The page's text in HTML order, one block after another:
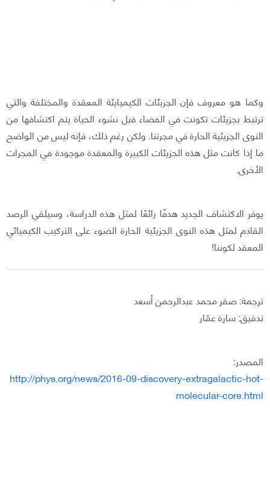
وكما هو معروف فإن الجزيئات الكيميايئة المعقدة والمختلفة والتي
ترتبط بجزيئات تكونت في الفضاء قبل نشوء الحياة يتم اكتشافها من
النوى الجزيئية الحارة في مجرتنا. ولكن رغم ذلك، فإنه ليس من الواضح
ما إذا كانت مثل هذه الجزيئات الكبيرة والمعقدة موجودة في المجرات
الأخرى.
يوفر الاكتشاف الجديد هدفًا رائعًا لمثل هذه الدراسة، وسيلقي الرصد
القادم لمثل هذه النوى الجزيئية الحارة الضوء على التركيب الكيميائي
المعقد لكوننا!
ترجمة: صقر محمد عبدالرحمن أسعد
تدقيق: سارة عمّار
المصدر:
http://phys.org/news/2016-09-discovery-extragalactic-hot-
molecular-core.html